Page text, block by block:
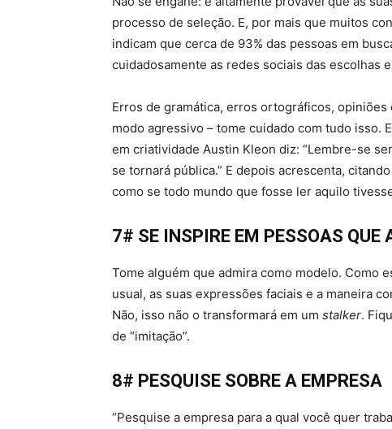
processo de seleção. E, por mais que muitos
indicam que cerca de 93% das pessoas em
cuidadosamente as redes sociais das escolhas
Erros de gramática, erros ortográficos,
modo agressivo – tome cuidado com tudo isso.
em criatividade Austin Kleon diz: “Lembre-se
se tornará pública.” E depois acrescenta,
como se todo mundo que fosse ler aquilo
7# SE INSPIRE EM PESSOAS QUE
Tome alguém que admira como modelo. Como
usual, as suas expressões faciais e a maneira
Não, isso não o transformará em um stalker.
de “imitação”.
8# PESQUISE SOBRE A EMPRESA
“Pesquise a empresa para a qual você quer